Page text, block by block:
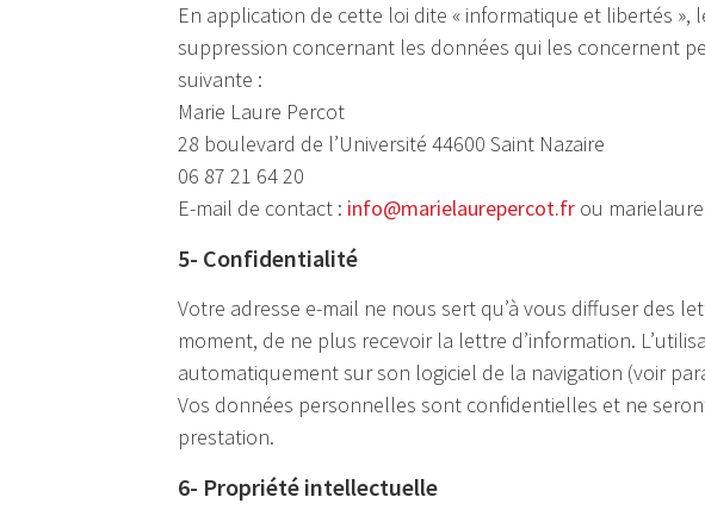
En application de cette loi dite « informatique et libertés »,
suppression concernant les données qui les concernent
suivante :
Marie Laure Percot
28 boulevard de l’Université 44600 Saint Nazaire
06 87 21 64 20
E-mail de contact : info@marielaurepercot.fr ou
5- Confidentialité
Votre adresse e-mail ne nous sert qu’à vous diffuser des
moment, de ne plus recevoir la lettre d’information.
automatiquement sur son logiciel de la navigation (voir
Vos données personnelles sont confidentielles et ne
prestation.
6- Propriété intellectuelle